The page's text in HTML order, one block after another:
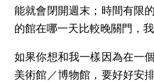
能就會閉開週末；時間有限
的館在哪一天比較晚關門，
如果你想和我一樣因為在一
美術館／博物館，要好好安